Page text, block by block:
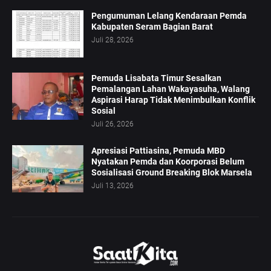
Pengumuman Lelang Kendaraan Pemda
Kabupaten Seram Bagian Barat
Juli 28, 2026
Pemuda Lisabata Timur Sesalkan
Pemalangan Lahan Wakayasuha, Walang
Aspirasi Harap Tidak Menimbulkan Konflik
Sosial
Juli 26, 2026
Apresiasi Pattiasina, Pemuda MBD
Nyatakan Pemda dan Koorporasi Belum
Sosialisasi Ground Breaking Blok Marsela
Juli 13, 2026